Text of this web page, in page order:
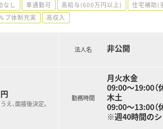
なし 車通勤可 高給与(600万円以上) 住宅補助(
プ体制充実 高収入
え、面接後決定。
法人名 非公開
勤務時間
月火水金
09:00～19:00（
木土
09:00～13:00（
※週40時間の